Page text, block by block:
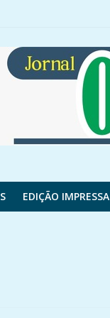
policial
EDIÇÃO IMPRESSA